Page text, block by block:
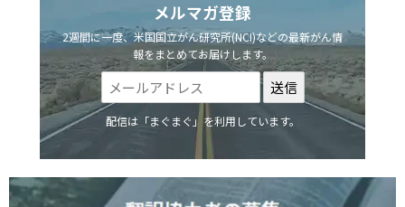
メルマガ登録
2週間に一度、米国国立がん研究所(NCI)などの最新がん情
報をまとめてお届けします。
配信は「まぐまぐ」を利用しています。